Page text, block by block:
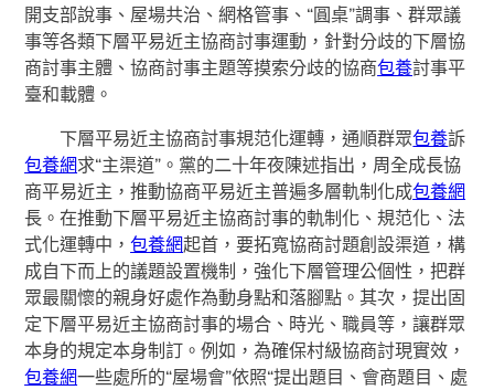
開支部說事、屋場共治、網格管事、“圓桌”調事、群眾議
事等各類下層平易近主協商討事運動，針對分歧的下層協
商討事主體、協商討事主題等摸索分歧的協商包養討事平
臺和載體。
下層平易近主協商討事規范化運轉，通順群眾包養訴
包養網求“主渠道”。黨的二十年夜陳述指出，周全成長協
商平易近主，推動協商平易近主普遍多層軌制化成包養網
長。在推動下層平易近主協商討事的軌制化、規范化、法
式化運轉中，包養網起首，要拓寬協商討題創設渠道，構
成自下而上的議題設置機制，強化下層管理公個性，把群
眾最關懷的親身好處作為動身點和落腳點。其次，提出固
定下層平易近主協商討事的場合、時光、職員等，讓群眾
本身的規定本身制訂。例如，為確保村級協商討現實效，
包養網一些處所的“屋場會”依照“提出題目、會商題目、處